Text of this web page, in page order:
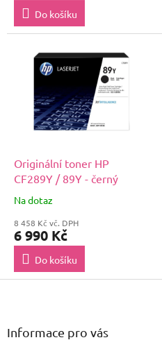
Do košíku
Originální toner HP
CF289Y / 89Y - černý
Na dotaz
8 458 Kč vč. DPH
6 990 Kč
Do košíku
Z
Informace pro vás